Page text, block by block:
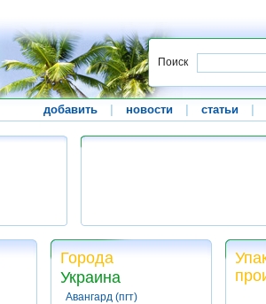
Поиск
добавить новости статьи
Города
Украина
Авангард (пгт)